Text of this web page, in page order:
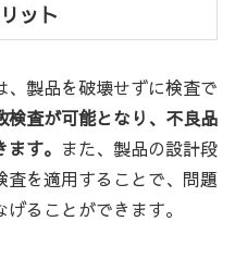
ット
製品を破壊せずに検査で
検査が可能となり、不良品
す。 また、製品の設計段
を適用することで、問題
ることができます。